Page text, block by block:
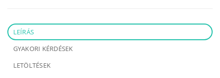
LEÍRÁS
GYAKORI KÉRDÉSEK
LETÖLTÉSEK